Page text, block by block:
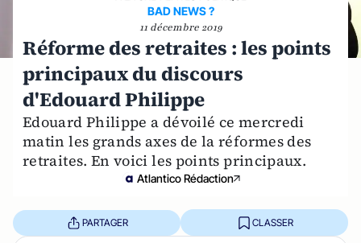
BAD NEWS ?
11 décembre 2019
Réforme des retraites : les points
principaux du discours
d'Edouard Philippe
Edouard Philippe a dévoilé ce mercredi
matin les grands axes de la réformes des
retraites. En voici les points principaux.
Atlantico Rédaction
PARTAGER CLASSER